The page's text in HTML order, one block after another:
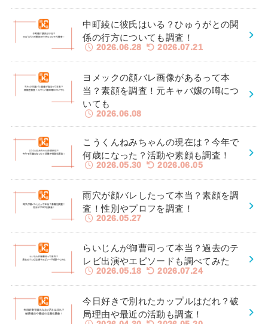
中町綾に彼氏はいる？ひゅうがとの関
係の行方についても調査！
2026.06.28 2026.07.21
ヨメックの顔バレ画像があるって本
当？素顔を調査！元キャバ嬢の噂につ
いても
2026.06.08
こうくんねみちゃんの現在は？今年で
何歳になった？活動や素顔も調査！
2026.05.30 2026.06.05
雨穴が顔バレしたって本当？素顔を調
査！性別やプロフを調査！
2026.05.27
らいじんが御曹司って本当？過去のテ
レビ出演やエピソードも調べてみた
2026.05.18 2026.07.24
今日好きで別れたカップルはだれ？破
局理由や最近の活動も調査！